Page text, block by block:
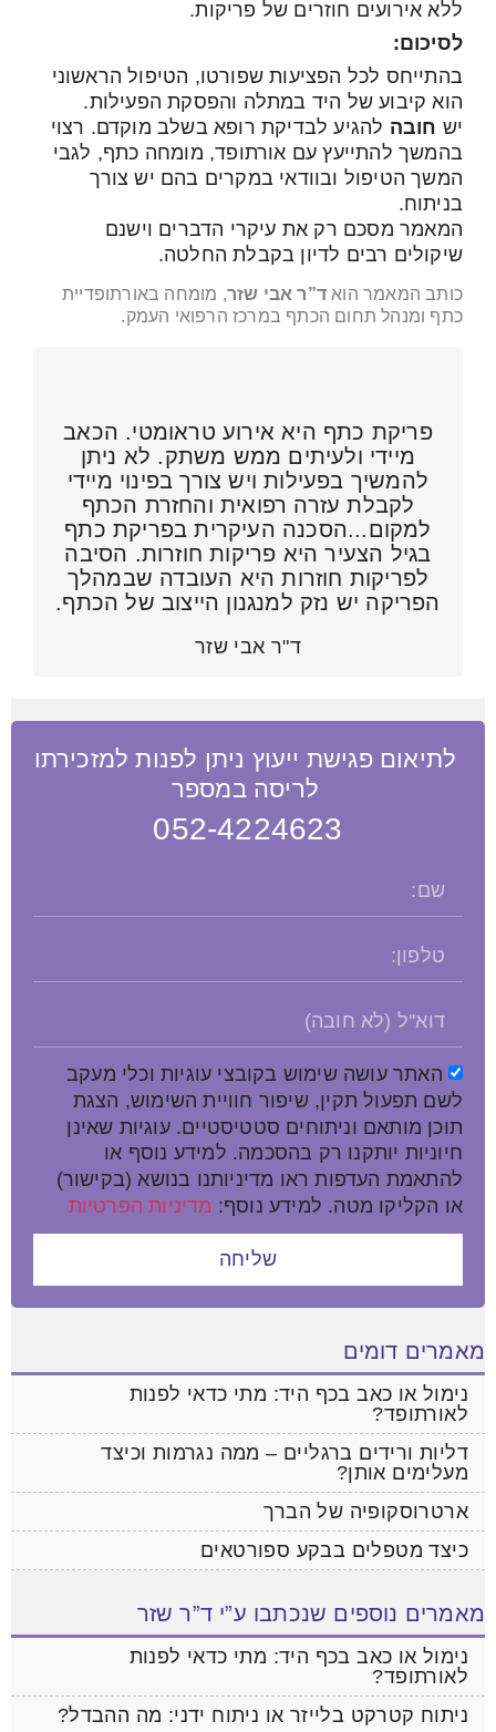
ללא אירועים חוזרים של פריקות.
לסיכום:
בהתייחס לכל הפציעות שפורטו, הטיפול הראשוני
הוא קיבוע של היד במתלה והפסקת הפעילות.
יש חובה להגיע לבדיקת רופא בשלב מוקדם. רצוי
בהמשך להתייעץ עם אורתופד, מומחה כתף, לגבי
המשך הטיפול ובוודאי במקרים בהם יש צורך
בניתוח.
המאמר מסכם רק את עיקרי הדברים וישנם
שיקולים רבים לדיון בקבלת החלטה.
כותב המאמר הוא ד”ר אבי שזר, מומחה באורתופדיית
כתף ומנהל תחום הכתף במרכז הרפואי העמק.
פריקת כתף היא אירוע טראומטי. הכאב
מיידי ולעיתים ממש משתק. לא ניתן
להמשיך בפעילות ויש צורך בפינוי מיידי
לקבלת עזרה רפואית והחזרת הכתף
למקום...הסכנה העיקרית בפריקת כתף
בגיל הצעיר היא פריקות חוזרות. הסיבה
לפריקות חוזרות היא העובדה שבמהלך
הפריקה יש נזק למנגנון הייצוב של הכתף.
ד"ר אבי שזר
לתיאום פגישת ייעוץ ניתן לפנות למזכירתו
לריסה במספר
052-4224623
האתר עושה שימוש בקובצי עוגיות וכלי מעקב
לשם תפעול תקין, שיפור חוויית השימוש, הצגת
תוכן מותאם וניתוחים סטטיסטיים. עוגיות שאינן
חיוניות יותקנו רק בהסכמה. למידע נוסף או
להתאמת העדפות ראו מדיניותנו בנושא (בקישור)
או הקליקו מטה. למידע נוסף: מדיניות הפרטיות
שליחה
מאמרים דומים
נימול או כאב בכף היד: מתי כדאי לפנות
לאורתופד?
דליות ורידים ברגליים – ממה נגרמות וכיצד
מעלימים אותן?
ארטרוסקופיה של הברך
כיצד מטפלים בבקע ספורטאים
מאמרים נוספים שנכתבו ע”י ד”ר שזר
נימול או כאב בכף היד: מתי כדאי לפנות
לאורתופד?
ניתוח קטרקט בלייזר או ניתוח ידני: מה ההבדל?